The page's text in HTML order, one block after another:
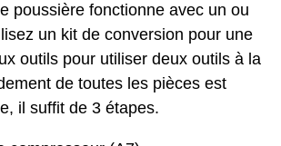
poussière fonctionne avec un ou
un kit de conversion pour une
outils pour utiliser deux outils à la
de toutes les pièces est
il suffit de 3 étapes.